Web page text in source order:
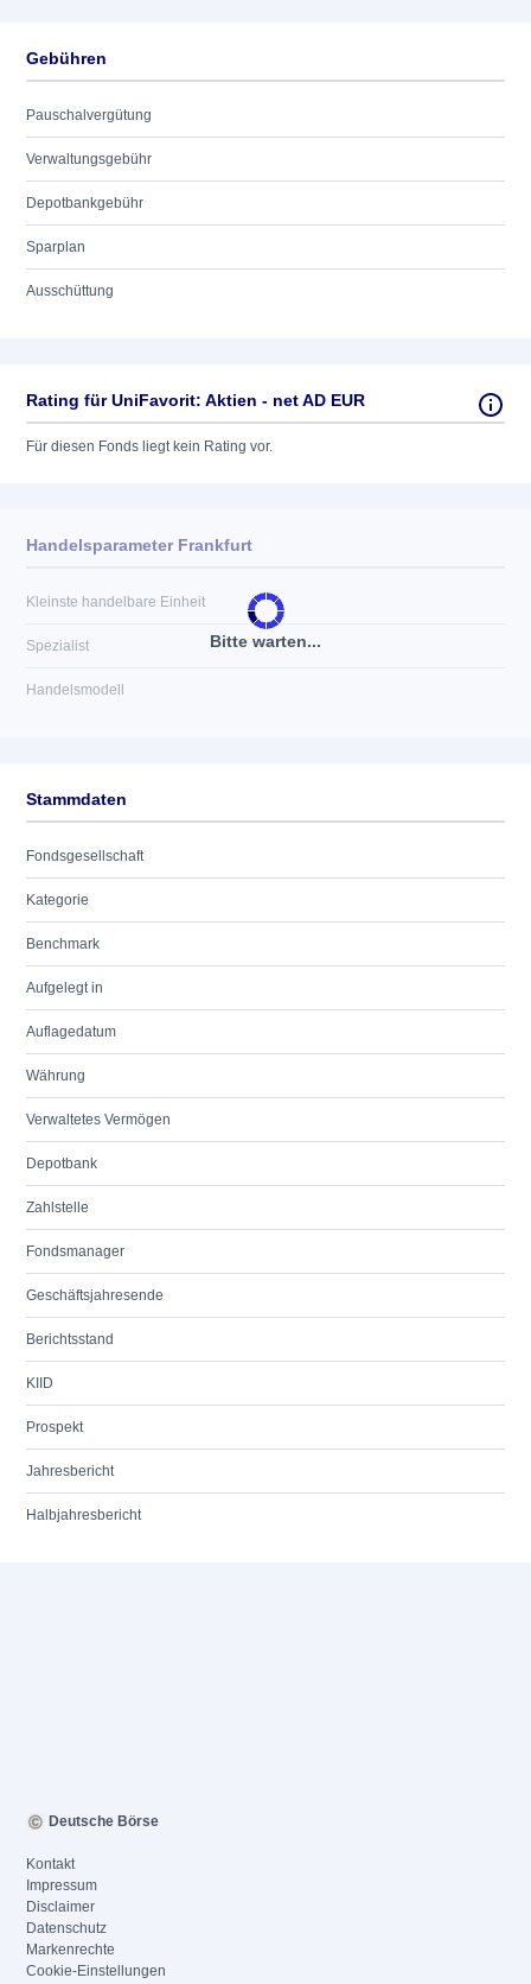
Gebühren
Pauschalvergütung
Verwaltungsgebühr
Depotbankgebühr
Sparplan
Ausschüttung
Rating für UniFavorit: Aktien - net AD EUR
Für diesen Fonds liegt kein Rating vor.
Bitte warten...
Handelsparameter Frankfurt
Kleinste handelbare Einheit
Spezialist
Handelsmodell
Stammdaten
Fondsgesellschaft
Kategorie
Benchmark
Aufgelegt in
Auflagedatum
Währung
Verwaltetes Vermögen
Depotbank
Zahlstelle
Fondsmanager
Geschäftsjahresende
Berichtsstand
KIID
Prospekt
Jahresbericht
Halbjahresbericht
Deutsche Börse
Kontakt
Impressum
Disclaimer
Datenschutz
Markenrechte
Cookie-Einstellungen